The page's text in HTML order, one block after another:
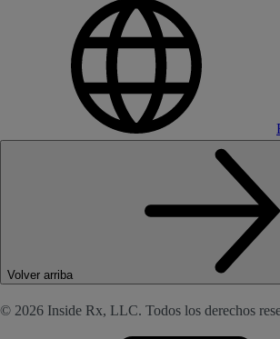
Volver arriba
© 2026 Inside Rx, LLC. Todos los derechos